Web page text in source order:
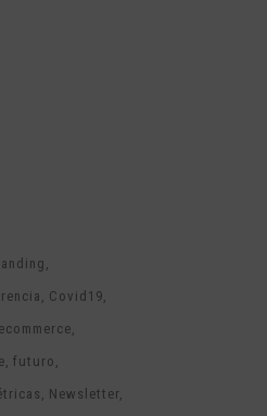
Covid19
ecommerce
futuro
Newsletter